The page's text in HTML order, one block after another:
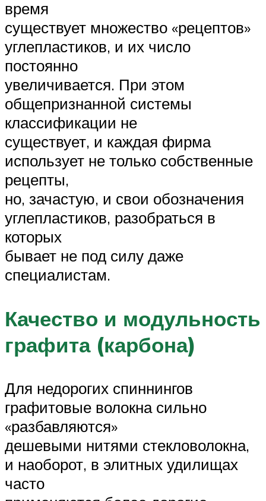
время
существует множество «рецептов»
углепластиков, и их число
постоянно
увеличивается. При этом
общепризнанной системы
классификации не
существует, и каждая фирма
использует не только собственные
рецепты,
но, зачастую, и свои обозначения
углепластиков, разобраться в
которых
бывает не под силу даже
специалистам.
Качество и модульность
графита (карбона)
Для недорогих спиннингов
графитовые волокна сильно
«разбавляются»
дешевыми нитями стекловолокна,
и наоборот, в элитных удилищах
часто